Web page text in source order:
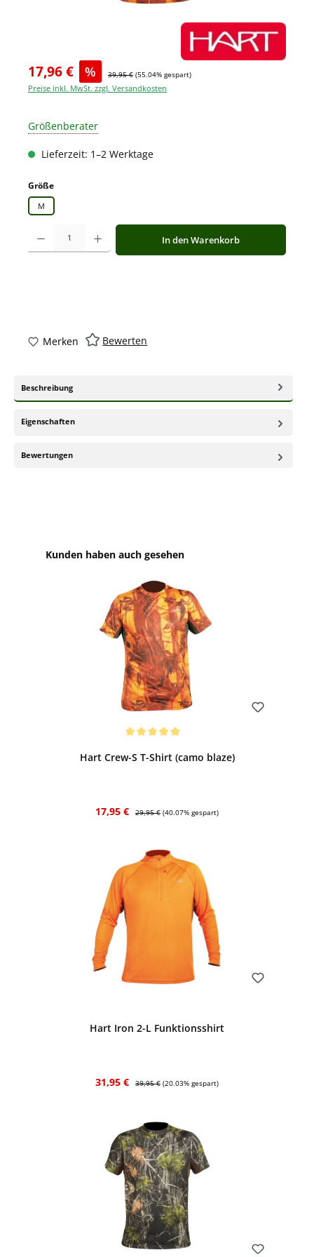
17,96 € % 39,95 € (55.04% gespart)
Preise inkl. MwSt. zzgl. Versandkosten
Größenberater
Lieferzeit: 1–2 Werktage
Größeauswählen
M
Produkt Anzahl: Gib den gewünschten Wert ein oder benutze die
In den Warenkorb
Merken Bewerten
Beschreibung
Eigenschaften
Bewertungen
Produktgalerie überspringen
Kunden haben auch gesehen
Hart Crew-S T-Shirt (camo blaze)
Verkaufspreis:
17,95 € Regulärer Preis:
29,95 € (40.07% gespart)
Hart Iron 2-L Funktionsshirt
Verkaufspreis:
31,95 € Regulärer Preis:
39,95 € (20.03% gespart)